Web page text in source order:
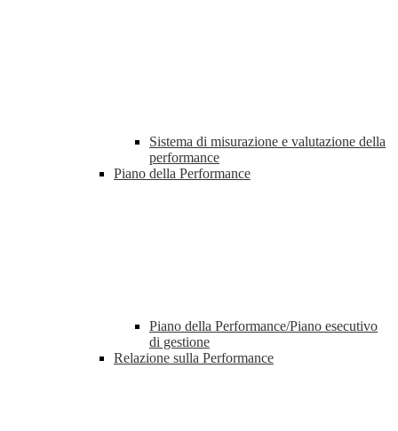
Sistema di misurazione e valutazione della
performance
Piano della Performance
Piano della Performance/Piano esecutivo
di gestione
Relazione sulla Performance